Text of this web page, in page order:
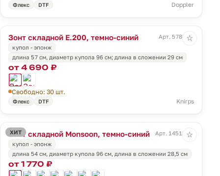
Флекс DTF Doppler
Зонт складной E.200, темно-синий
Арт. 5782.44
купол - эпонж
длина 57 см, диаметр купола 96 см; длина в сложении 29 см
от 4 690 ₽
Свободно: 30 шт.
Флекс DTF Knirps
☆
ХИТ
Зонт складной Monsoon, темно-синий
Арт. 14518.43
купол - эпонж
длина 54 см, диаметр купола 96 см, длина в сложении 28,5 см
от 1 770 ₽
☆